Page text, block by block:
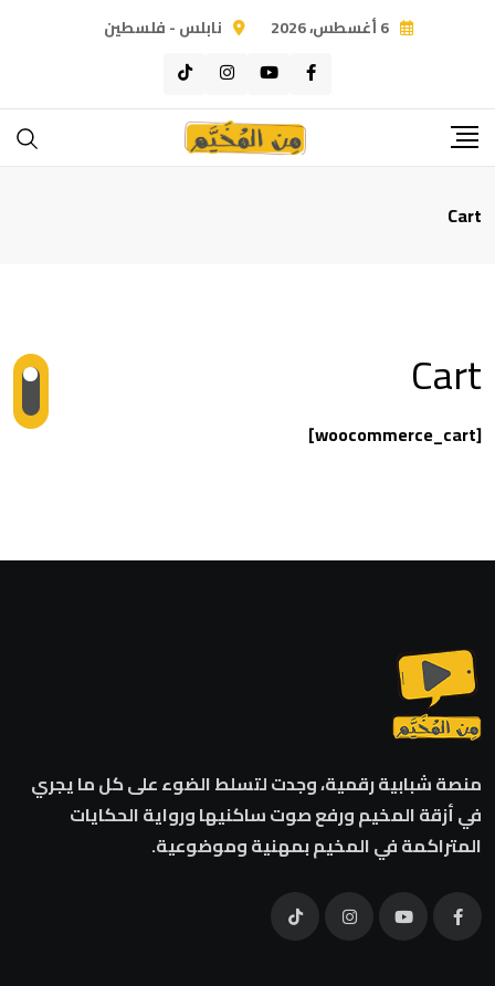
6 أغسطس، 2026 نابلس - فلسطين
Cart
Cart
[woocommerce_cart]
منصة شبابية رقمية، وجدت لتسلط الضوء على كل ما يجري
في أزقة المخيم ورفع صوت ساكنيها ورواية الحكايات
المتراكمة في المخيم بمهنية وموضوعية.